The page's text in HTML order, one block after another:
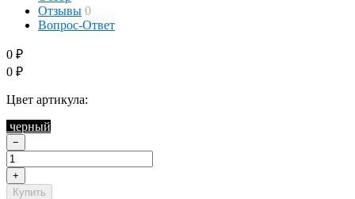
Отзывы 0
Вопрос-Ответ
0 ₽
0 ₽
Цвет артикула:
черный
−
+
Купить